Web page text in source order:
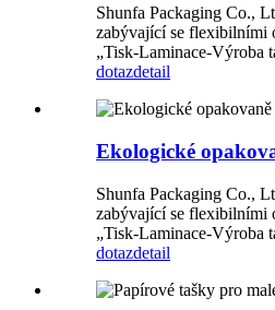
Shunfa Packaging Co.,
zabývající se flexibilními
„Tisk-Laminace-Výroba
dotazdetail
Ekologické
Shunfa Packaging Co.,
zabývající se flexibilními
„Tisk-Laminace-Výroba
dotazdetail